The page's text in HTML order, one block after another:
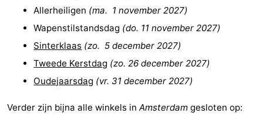
Allerheiligen (ma. 1 november 2027)
Wapenstilstandsdag (do. 11 november 2027)
Sinterklaas (zo. 5 december 2027)
Tweede Kerstdag (zo. 26 december 2027)
Oudejaarsdag (vr. 31 december 2027)
Verder zijn bijna alle winkels in Amsterdam gesloten op: